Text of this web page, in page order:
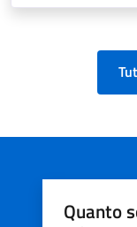
Quanto